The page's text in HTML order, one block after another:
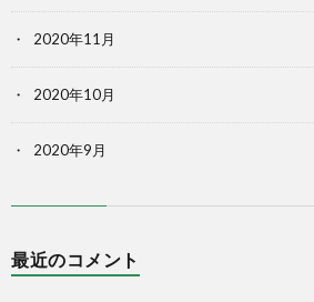
2020年11月
2020年10月
2020年9月
最近のコメント